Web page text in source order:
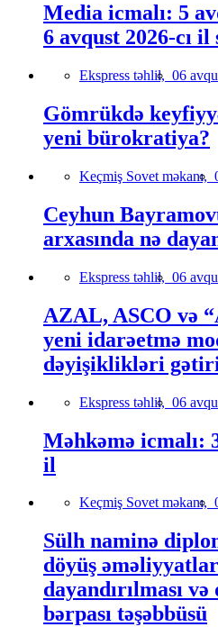
Media icmalı: 5
6 avqust 2026-cı
Ekspress təhlil, 06
Gömrükdə
yeni bürokratiya?
Keçmiş Sovet məkanı,
Ceyhun
arxasında nə
Ekspress təhlil, 06
AZAL, ASCO və
yeni idarəetmə
dəyişiklikləri
Ekspress təhlil, 06
Məhkəmə icmalı:
il
Keçmiş Sovet məkanı,
Sülh naminə
döyüş
dayandırılması və
bərpası təşəbbüsü